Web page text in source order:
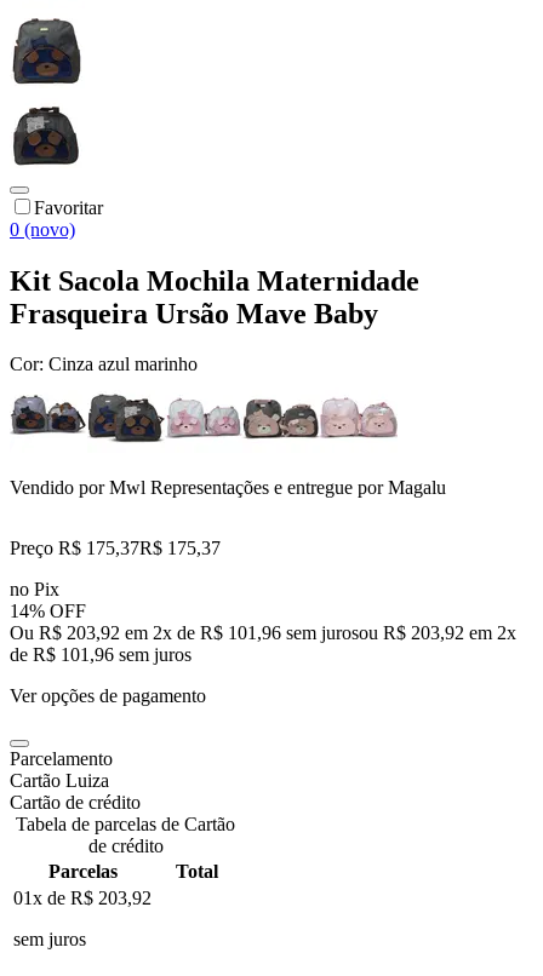
Favoritar
0 (novo)
Kit Sacola Mochila Maternidade
Frasqueira Ursão Mave Baby
Cor: Cinza azul marinho
Vendido porMwl Representações e entregue por Magalu
Preço R$ 175,37R$ 175,37
no Pix
14% OFF
Ou R$ 203,92 em 2x de R$ 101,96 sem jurosou R$ 203,92 em 2x
de R$ 101,96 sem juros
Ver opções de pagamento
Parcelamento
Cartão Luiza
Cartão de crédito
Tabela de parcelas de Cartão
de crédito
Parcelas
Total
01x de R$ 203,92
sem juros